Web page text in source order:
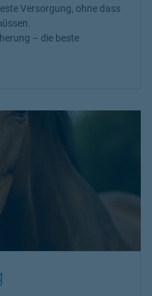
Versorgung, ohne dass
– die beste